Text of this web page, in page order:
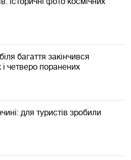
багаття закінчився
четверо поранених
для туристів зробили